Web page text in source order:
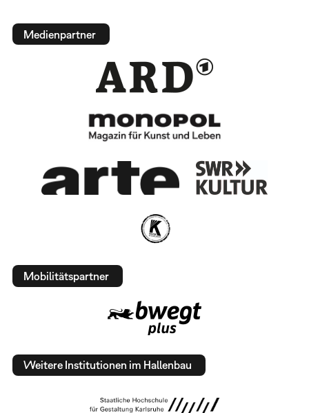
Medienpartner
Mobilitätspartner
Weitere Institutionen im Hallenbau